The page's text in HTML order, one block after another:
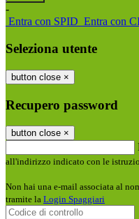
-
Entra con SPID Entra con
Seleziona utente
button close ×
Recupero password
button close ×
all'indirizzo indicato con le
Non hai una e-mail associata al
tramite la Login Spaggiari